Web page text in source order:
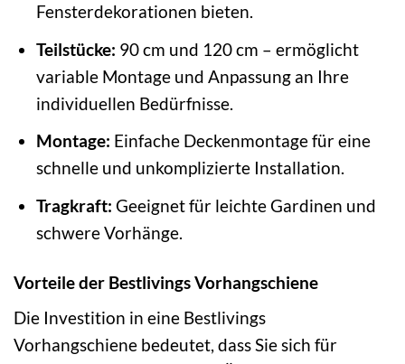
Fensterdekorationen bieten.
Teilstücke: 90 cm und 120 cm – ermöglicht
variable Montage und Anpassung an Ihre
individuellen Bedürfnisse.
Montage: Einfache Deckenmontage für eine
schnelle und unkomplizierte Installation.
Tragkraft: Geeignet für leichte Gardinen und
schwere Vorhänge.
Vorteile der Bestlivings Vorhangschiene
Die Investition in eine Bestlivings
Vorhangschiene bedeutet, dass Sie sich für